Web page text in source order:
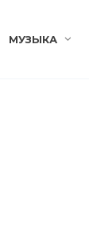
МУЗЫКА